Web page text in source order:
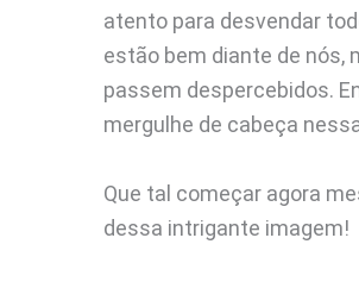
atento para desvendar
estão bem diante de nós,
passem despercebidos.
mergulhe de cabeça
Que tal começar agora
dessa intrigante imagem!